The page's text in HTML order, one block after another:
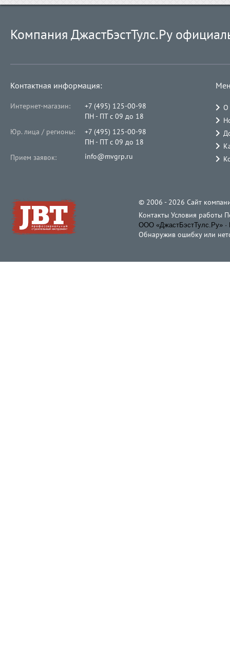
Компания ДжастБэстТулс.Ру
Контактная информация:
Интернет-магазин:
+7 (495) 125-00-98
ПН - ПТ с 09 до 18
Юр. лица / регионы:
+7 (495) 125-00-98
ПН - ПТ с 09 до 18
Прием заявок:
info@mvgrp.ru
О
© 2006 - 2026 Cайт
Контакты Условия работы
ООО «ДжастБэстТулс.Ру» ·
Обнаружив ошибку или